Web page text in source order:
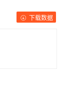
下载数据